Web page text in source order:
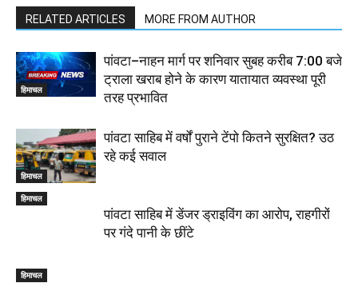
RELATED ARTICLES MORE FROM AUTHOR
हिमाचल
पांवटा–नाहन मार्ग पर शनिवार सुबह करीब 7:00 बजे
ट्राला खराब होने के कारण यातायात व्यवस्था पूरी
तरह प्रभावित
हिमाचल
पांवटा साहिब में वर्षों पुराने टेंपो कितने सुरक्षित? उठ
रहे कई सवाल
हिमाचल
पांवटा साहिब में डेंजर ड्राइविंग का आरोप, राहगीरों
पर गंदे पानी के छींटे
हिमाचल